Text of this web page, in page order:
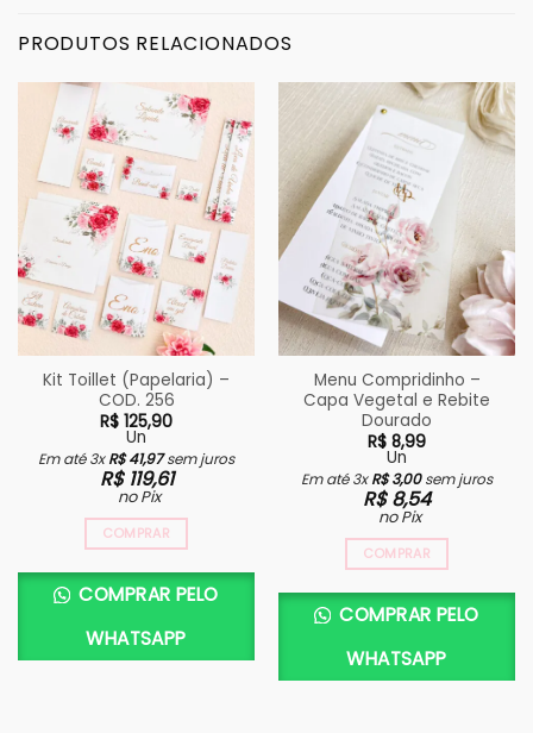
PRODUTOS RELACIONADOS
Kit Toillet (Papelaria) –
COD. 256
R$ 125,90
Un
Em até 3xR$41,97sem juros
R$119,61
no Pix
COMPRAR
COMPRAR PELO
WHATSAPP
Menu Compridinho –
Capa Vegetal e Rebite
Dourado
R$ 8,99
Un
Em até 3xR$3,00sem juros
R$8,54
no Pix
COMPRAR
COMPRAR PELO
WHATSAPP